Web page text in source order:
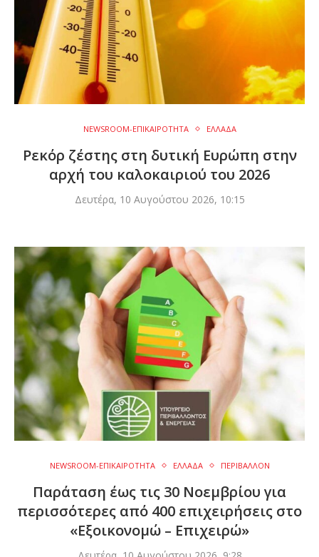
NEWSROOM-ΕΠΙΚΑΙΡΟΤΗΤΑ ΕΛΛΑΔΑ
Ρεκόρ ζέστης στη δυτική Ευρώπη στην
αρχή του καλοκαιριού του 2026
Δευτέρα, 10 Αυγούστου 2026, 10:15
NEWSROOM-ΕΠΙΚΑΙΡΟΤΗΤΑ ΕΛΛΑΔΑ ΠΕΡΙΒΑΛΛΟΝ
Παράταση έως τις 30 Νοεμβρίου για
περισσότερες από 400 επιχειρήσεις στο
«Εξοικονομώ – Επιχειρώ»